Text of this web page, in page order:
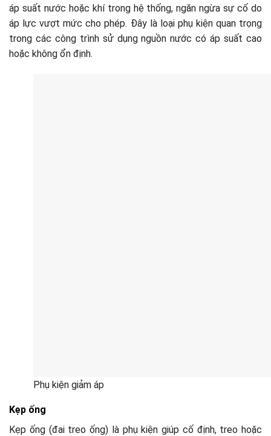
áp suất nước hoặc khí trong hệ thống, ngăn ngừa sự cố do
áp lực vượt mức cho phép. Đây là loại phụ kiện quan trọng
trong các công trình sử dụng nguồn nước có áp suất cao
hoặc không ổn định.
Phụ kiện giảm áp
Kẹp ống
Kẹp ống (đai treo ống) là phụ kiện giúp cố định, treo hoặc